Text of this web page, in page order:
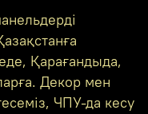
Қарағандыда,
Декор мен
ЧПУ-да кесу